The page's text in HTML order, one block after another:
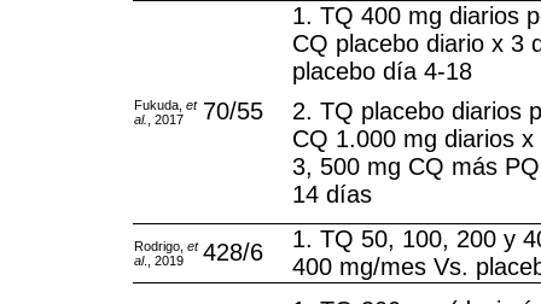
Fukuda, et
al.
, 2017 70/55
1. TQ 400 mg diarios
CQ placebo diario x 3
placebo día 4-18
2. TQ placebo diarios
CQ 1.000 mg diarios
3, 500 mg CQ más
14 días
Rodrigo, et
al., 2019 428/6
1. TQ 50, 100, 200 y
400 mg/mes Vs.